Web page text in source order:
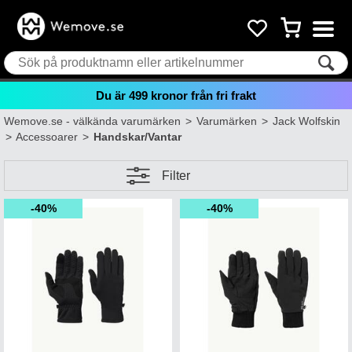
Du är 499 kronor från fri frakt
Wemove.se - välkända varumärken>Varumärken>Jack Wolfskin
>Accessoarer>Handskar/Vantar
Filter
40% 40%